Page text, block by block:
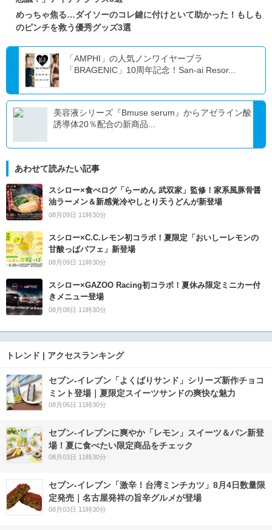
めっちゃ焦る…ダイソーのコレ鍵に付けといて助かった！もしも
のピンチを救う優秀グッズ3選
「AMPHI」の人気ノンワイヤーブラ
「BRAGENIC」10周年記念！San-ai Resor...
美容液シリーズ『Bmuse serum』からアゼライン酸
誘導体20％配合の新商品...
あわせて読みたい記事
スシロー×食べログ「らーめん 武双家」監修！家系風豚骨醤
油ラーメン＆新感覚冷やしとり天うどんが新登場
08月09日 11時30分
スシロー×C.C.レモン初コラボ！夏限定「おいしーレモンの
甘酸っぱパフェ」新登場
08月09日 11時30分
スシロー×GAZOO Racing初コラボ！夏休み限定ミニカー付
きメニュー登場
08月08日 11時30分
トレンド | アクセスランキング
セブン‐イレブン「よくばりサンド」シリーズ新作チョコ
ミント登場｜夏限定スイーツサンドの爽快な魅力
08月06日 11時30分
セブン‐イレブンに爽やか「レモン」スイーツ＆パン新登
場！夏に食べたい限定商品をチェック
08月03日 11時30分
セブン-イレブン「激辛！台湾ミンチカツ」8月4日数量限
定発売｜名古屋発祥の旨辛グルメが登場
08月03日 11時30分